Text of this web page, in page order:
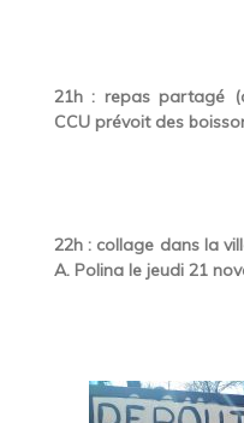
21h : repas partagé
CCU prévoit des
22h : collage dans la
A. Polina le jeudi 21